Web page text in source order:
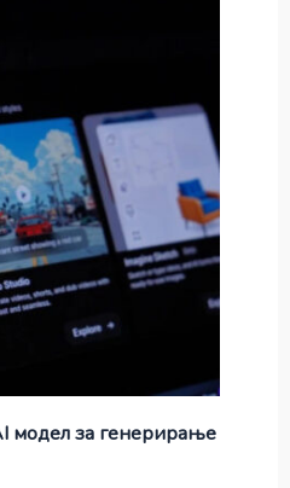
модел за генерирање